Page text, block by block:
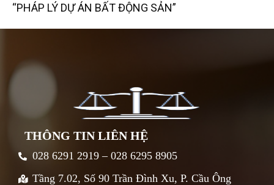
“PHÁP LÝ DỰ ÁN BẤT ĐỘNG SẢN”
THÔNG TIN LIÊN HỆ
028 6291 2919 – 028 6295 8905
Tầng 7.02, Số 90 Trần Đình Xu, P. Cầu Ông